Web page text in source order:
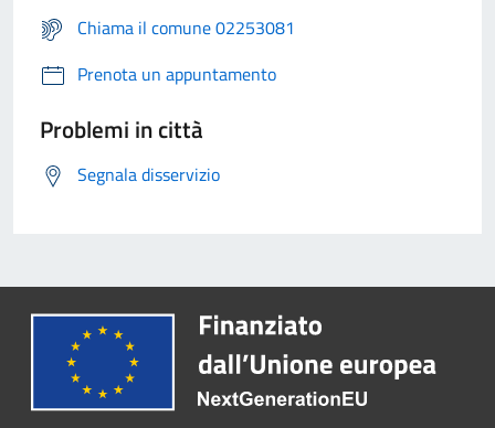
Chiama il comune 02253081
Prenota un appuntamento
Problemi in città
Segnala disservizio